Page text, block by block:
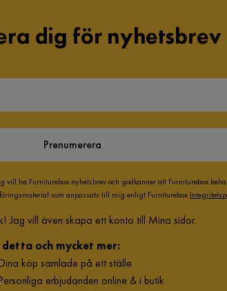
dig för nyhetsbrev
Prenumerera
ha Furniturebox nyhetsbrev och godkänner att Furniturebox
som anpassats till mig enligt Furniturebox
Jag vill även skapa ett konto till Mina sidor.
och mycket mer:
köp samlade på ett ställe
erbjudanden online & i butik